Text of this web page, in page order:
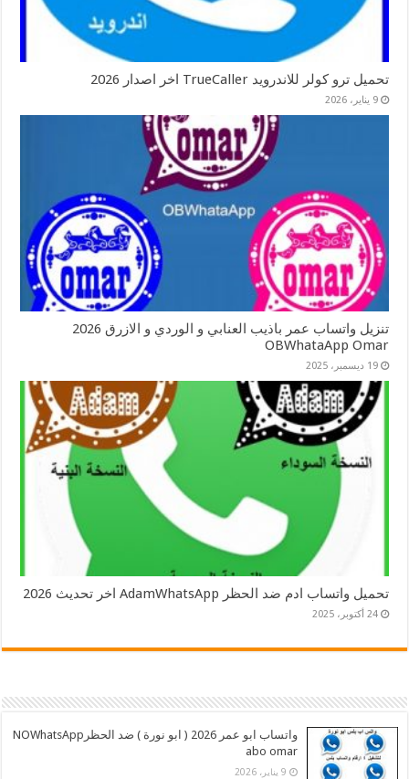
تحميل ترو كولر للاندرويد TrueCaller اخر اصدار 2026
9 يناير، 2026
تنزيل واتساب عمر باذيب العنابي و الوردي و الازرق 2026
OBWhataApp Omar
19 ديسمبر، 2025
تحميل واتساب ادم ضد الحظر AdamWhatsApp اخر تحديث 2026
24 أكتوبر، 2025
واتساب ابو عمر 2026 ( ابو نورة ) ضد الحظرNOWhatsApp
abo omar
9 يناير، 2026